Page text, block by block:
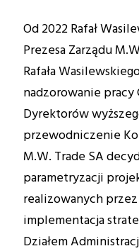
Od 2022 Rafał
Prezesa Zarządu
Rafała
nadzorowanie pracy
Dyrektorów
przewodniczenie
M.W. Trade SA
parametryzacji
realizowanych
implementacja
Działem